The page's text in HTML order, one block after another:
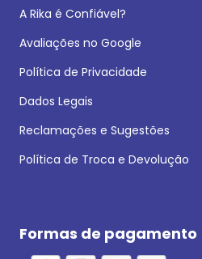
A Rika é Confiável?
Avaliações no Google
Política de Privacidade
Dados Legais
Reclamações e Sugestões
Política de Troca e Devolução
Formas de pagamento